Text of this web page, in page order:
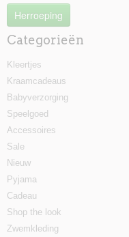
Herroeping
Categorieën
Kleertjes
Kraamcadeaus
Babyverzorging
Speelgoed
Accessoires
Sale
Nieuw
Pyjama
Cadeau
Shop the look
Zwemkleding